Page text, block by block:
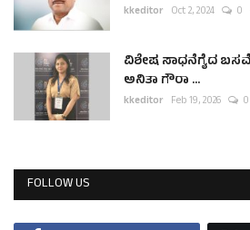
kkeditor Oct 2, 2024 0
ವಿಶೇಷ ಸಾಧನೆಗೈದ
ಅನಿತಾ ಗೌರಾ ...
kkeditor Feb 19, 2026 0
FOLLOW US